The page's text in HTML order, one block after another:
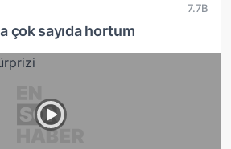
7.7B
çok sayıda hortum